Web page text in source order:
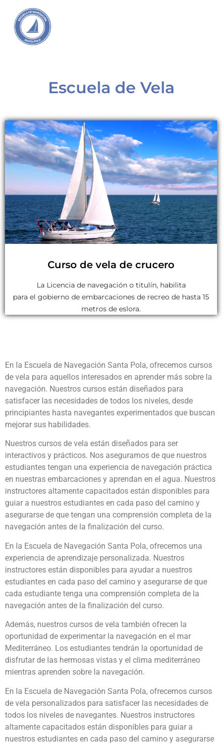
Escuela de Vela
Curso de vela de crucero
La Licencia de navegación o titulín, habilita
para el gobierno de embarcaciones de recreo de hasta 15
metros de eslora.
En la Escuela de Navegación Santa Pola, ofrecemos cursos
de vela para aquellos interesados en aprender más sobre la
navegación. Nuestros cursos están diseñados para
satisfacer las necesidades de todos los niveles, desde
principiantes hasta navegantes experimentados que buscan
mejorar sus habilidades.
Nuestros cursos de vela están diseñados para ser
interactivos y prácticos. Nos aseguramos de que nuestros
estudiantes tengan una experiencia de navegación práctica
en nuestras embarcaciones y aprendan en el agua. Nuestros
instructores altamente capacitados están disponibles para
guiar a nuestros estudiantes en cada paso del camino y
asegurarse de que tengan una comprensión completa de la
navegación antes de la finalización del curso.
En la Escuela de Navegación Santa Pola, ofrecemos una
experiencia de aprendizaje personalizada. Nuestros
instructores están disponibles para ayudar a nuestros
estudiantes en cada paso del camino y asegurarse de que
cada estudiante tenga una comprensión completa de la
navegación antes de la finalización del curso.
Además, nuestros cursos de vela también ofrecen la
oportunidad de experimentar la navegación en el mar
Mediterráneo. Los estudiantes tendrán la oportunidad de
disfrutar de las hermosas vistas y el clima mediterráneo
mientras aprenden sobre la navegación.
En la Escuela de Navegación Santa Pola, ofrecemos cursos
de vela personalizados para satisfacer las necesidades de
todos los niveles de navegantes. Nuestros instructores
altamente capacitados están disponibles para guiar a
nuestros estudiantes en cada paso del camino y asegurarse